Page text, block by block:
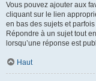
Vous pouvez ajouter aux
cliquant sur le lien
en bas des sujets et
Répondre à un sujet tout
lorsqu’une réponse est
Haut